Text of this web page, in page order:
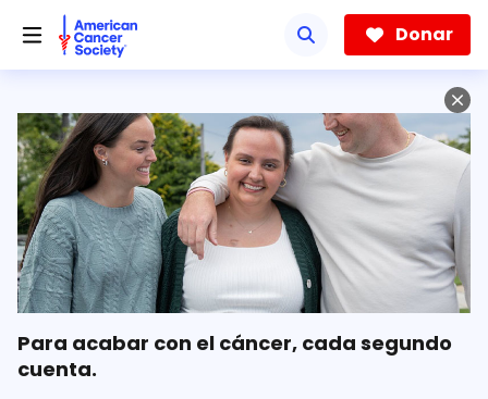
hacia
contenido
Donar
Para acabar con el cáncer, cada segundo
cuenta.